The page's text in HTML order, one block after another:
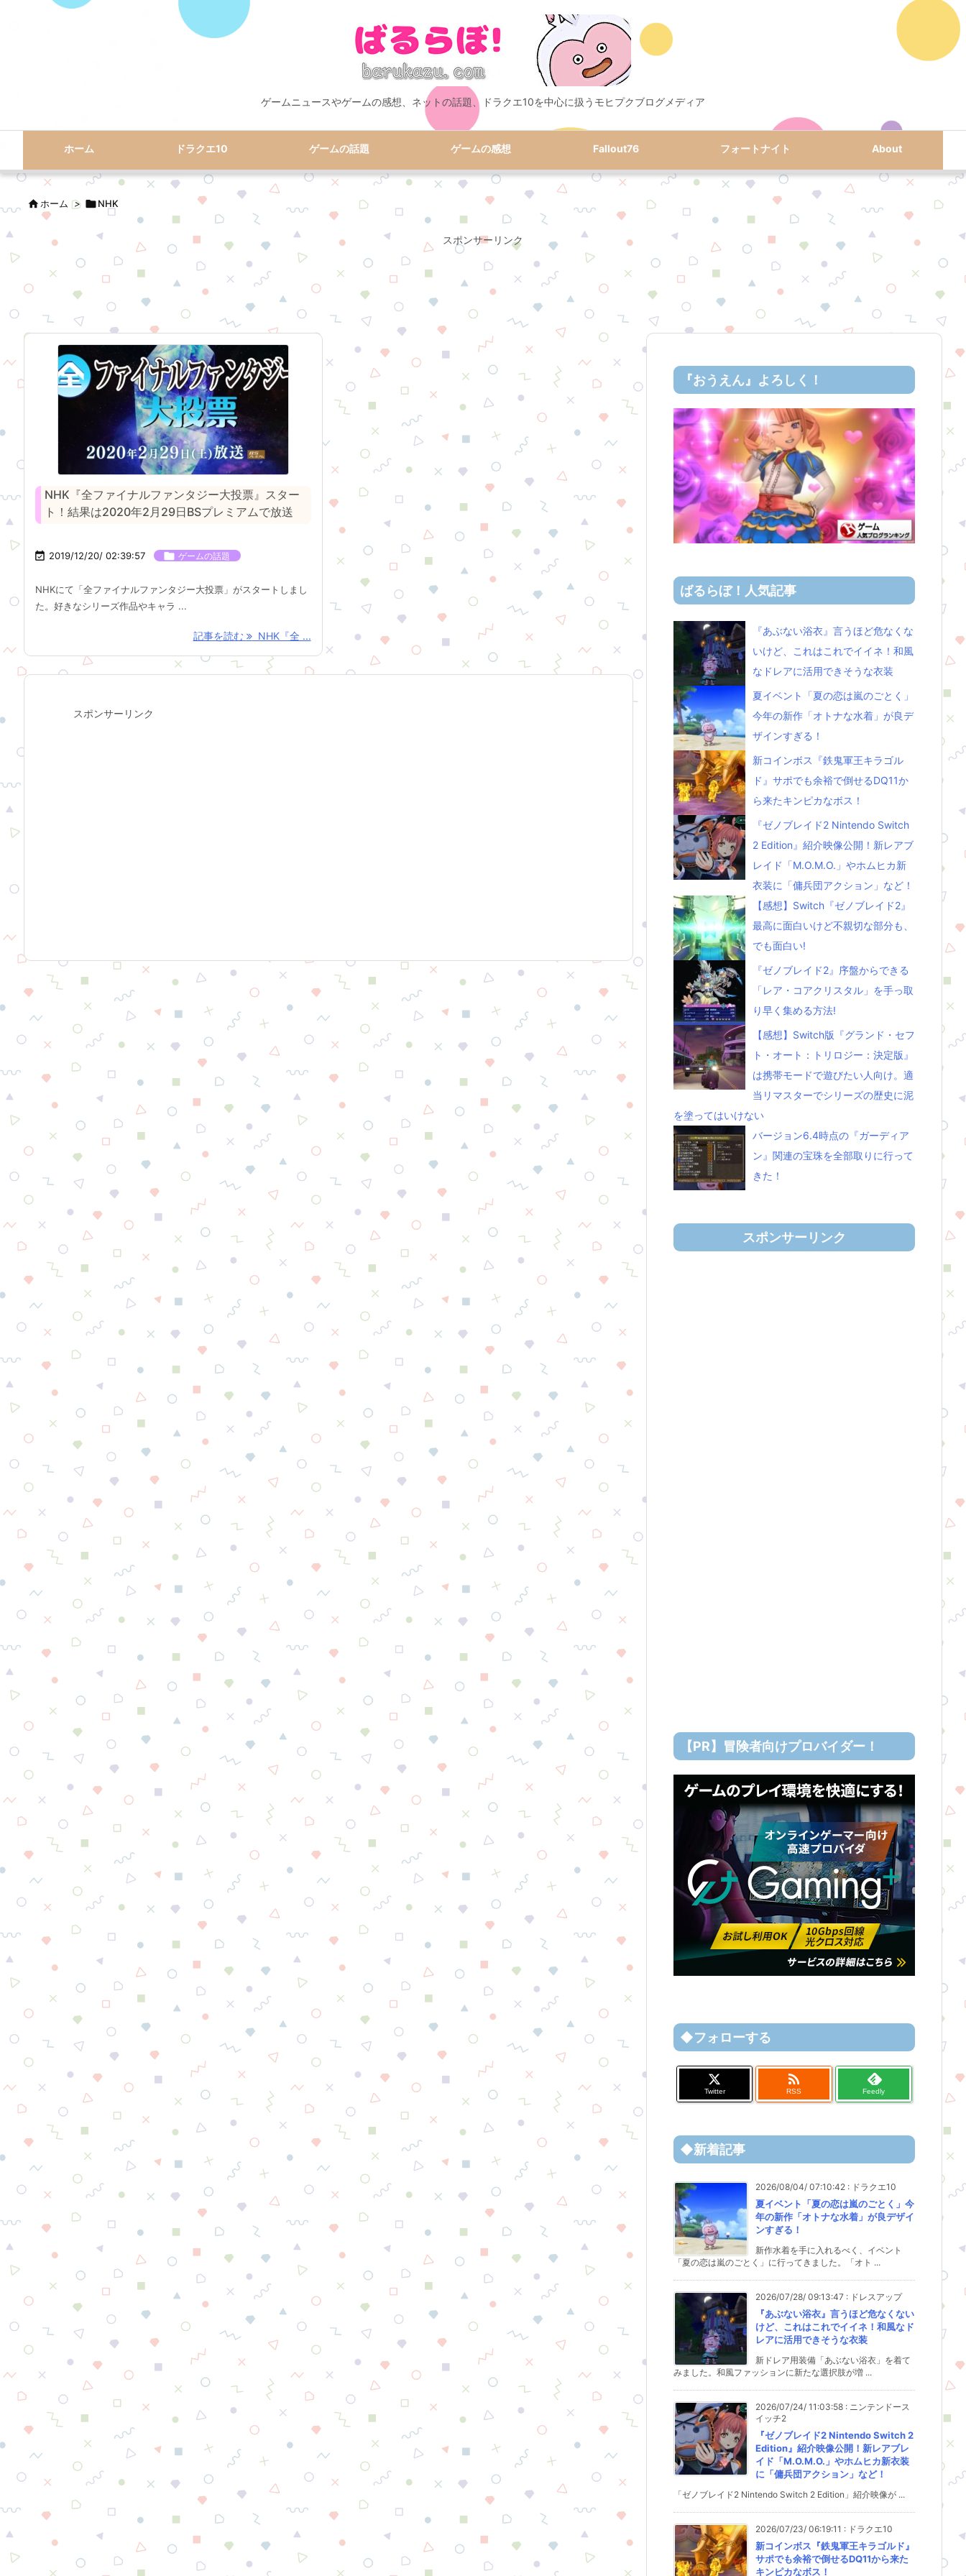
ゲームニュースやゲームの感想、ネットの話題、ドラクエ10を中心に扱うモヒプクブログメディア
ホーム ドラクエ10 ゲームの話題 ゲームの感想 Fallout76 フォートナイト About
ホーム > NHK
スポンサーリンク
NHK『全ファイナルファンタジー大投票』スター
ト！結果は2020年2月29日BSプレミアムで放送
 2019/12/20/ 02:39:57  ゲームの話題
NHKにて「全ファイナルファンタジー大投票」がスタートしまし
た。好きなシリーズ作品やキャラ ...
記事を読む NHK『全 ...
スポンサーリンク
『おうえん』よろしく！
ばるらぼ！人気記事
『あぶない浴衣』言うほど危なくな
いけど、これはこれでイイネ！和風
なドレアに活用できそうな衣装
夏イベント「夏の恋は嵐のごとく」
今年の新作「オトナな水着」が良デ
ザインすぎる！
新コインボス『鉄鬼軍王キラゴル
ド』サポでも余裕で倒せるDQ11か
ら来たキンピカなボス！
『ゼノブレイド2 Nintendo Switch
2 Edition』紹介映像公開！新レアブ
レイド「M.O.M.O.」やホムヒカ新
衣装に「傭兵団アクション」など！
【感想】Switch『ゼノブレイド2』
最高に面白いけど不親切な部分も、
でも面白い!
『ゼノブレイド2』序盤からできる
「レア・コアクリスタル」を手っ取
り早く集める方法!
【感想】Switch版『グランド・セフ
ト・オート：トリロジー：決定版』
は携帯モードで遊びたい人向け。適
当リマスターでシリーズの歴史に泥
を塗ってはいけない
バージョン6.4時点の『ガーディア
ン』関連の宝珠を全部取りに行って
きた！
スポンサーリンク
【PR】冒険者向けプロバイダー！
◆フォローする
Twitter

RSS Feedly
◆新着記事
2026/08/04/ 07:10:42 : ドラクエ10
夏イベント「夏の恋は嵐のごとく」今
年の新作「オトナな水着」が良デザイ
ンすぎる！
新作水着を手に入れるべく、イベント
「夏の恋は嵐のごとく」に行ってきました。「オト ...
2026/07/28/ 09:13:47 : ドレスアップ
『あぶない浴衣』言うほど危なくない
けど、これはこれでイイネ！和風なド
レアに活用できそうな衣装
新ドレア用装備「あぶない浴衣」を着て
みました。和風ファッションに新たな選択肢が増 ...
2026/07/24/ 11:03:58 : ニンテンドース
イッチ2
『ゼノブレイド2 Nintendo Switch 2
Edition』紹介映像公開！新レアブレ
イド「M.O.M.O.」やホムヒカ新衣装
に「傭兵団アクション」など！
「ゼノブレイド2 Nintendo Switch 2 Edition」紹介映像が ...
2026/07/23/ 06:19:11 : ドラクエ10
新コインボス『鉄鬼軍王キラゴルド』
サポでも余裕で倒せるDQ11から来た
キンピカなボス！